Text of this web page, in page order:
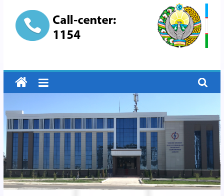
“Buxoro
hududiy
elektr
tarmoqlari
korxonasi”
AJ
“Buxoro
hududiy